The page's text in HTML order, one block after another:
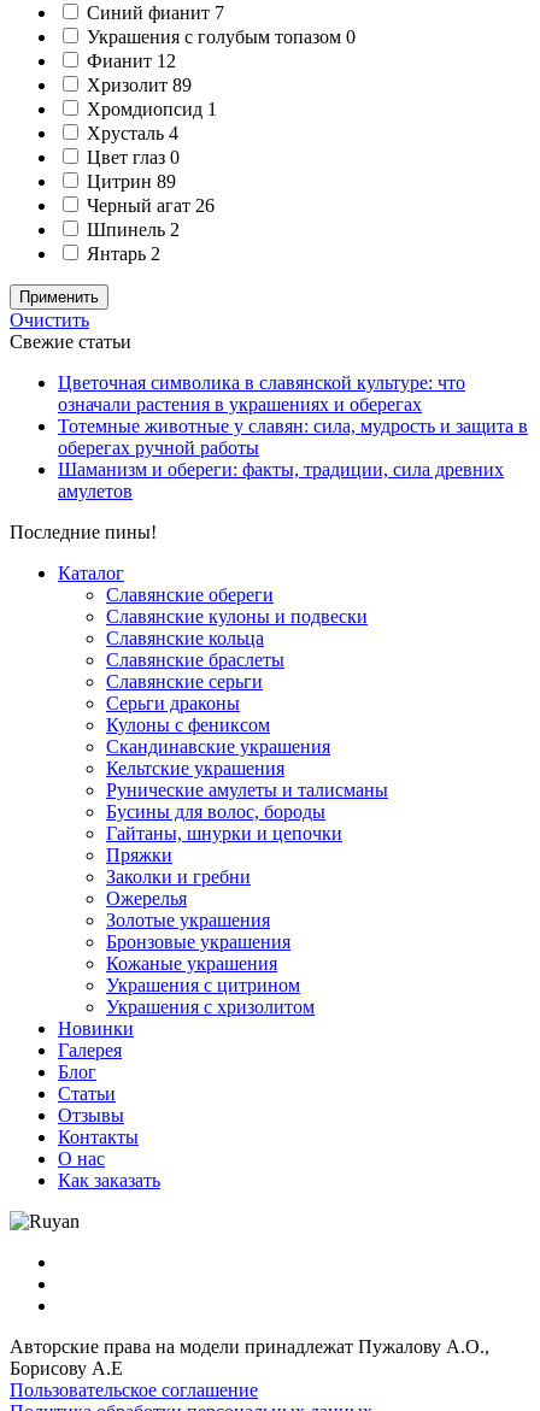
Синий фианит 7
Украшения с голубым топазом 0
Фианит 12
Хризолит 89
Хромдиопсид 1
Хрусталь 4
Цвет глаз 0
Цитрин 89
Черный агат 26
Шпинель 2
Янтарь 2
Применить
Очистить
Свежие статьи
Цветочная символика в славянской культуре: что
означали растения в украшениях и оберегах
Тотемные животные у славян: сила, мудрость и защита в
оберегах ручной работы
Шаманизм и обереги: факты, традиции, сила древних
амулетов
Последние пины!
Каталог
Славянские обереги
Славянские кулоны и подвески
Славянские кольца
Славянские браслеты
Славянские серьги
Серьги драконы
Кулоны с фениксом
Скандинавские украшения
Кельтские украшения
Рунические амулеты и талисманы
Бусины для волос, бороды
Гайтаны, шнурки и цепочки
Пряжки
Заколки и гребни
Ожерелья
Золотые украшения
Бронзовые украшения
Кожаные украшения
Украшения с цитрином
Украшения с хризолитом
Новинки
Галерея
Блог
Статьи
Отзывы
Контакты
О нас
Как заказать
Авторские права на модели принадлежат Пужалову А.О.,
Борисову А.Е
Пользовательское соглашение